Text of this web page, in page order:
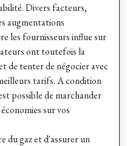
Divers facteurs,
augmentations
les fournisseurs influe sur
ont toutefois la
de tenter de négocier avec
tarifs. A condition
possible de marchander
sur vos
du gaz et d'assurer un